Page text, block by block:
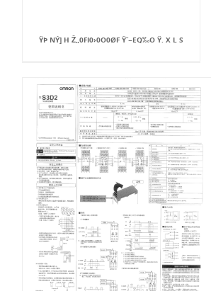
ŸÞ NÝ] H Ž„0FI0›0O0ØF Ÿ˘−EQ‰O Ÿ. X L S